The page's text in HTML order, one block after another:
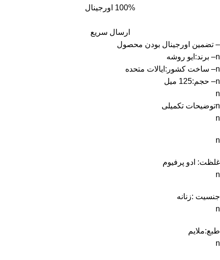
100% اورجینال
ارسال سریع
– تضمین اورجینال بودن محصول
n– برند:ایو روشه
n– ساخت کشور:ایالات متحده
n– حجم:125 میل
n
nتوضیحات تکمیلی
n
n
غلظت: ادو پرفیوم
n
جنسیت :زنانه
n
طبع:ملایم
n